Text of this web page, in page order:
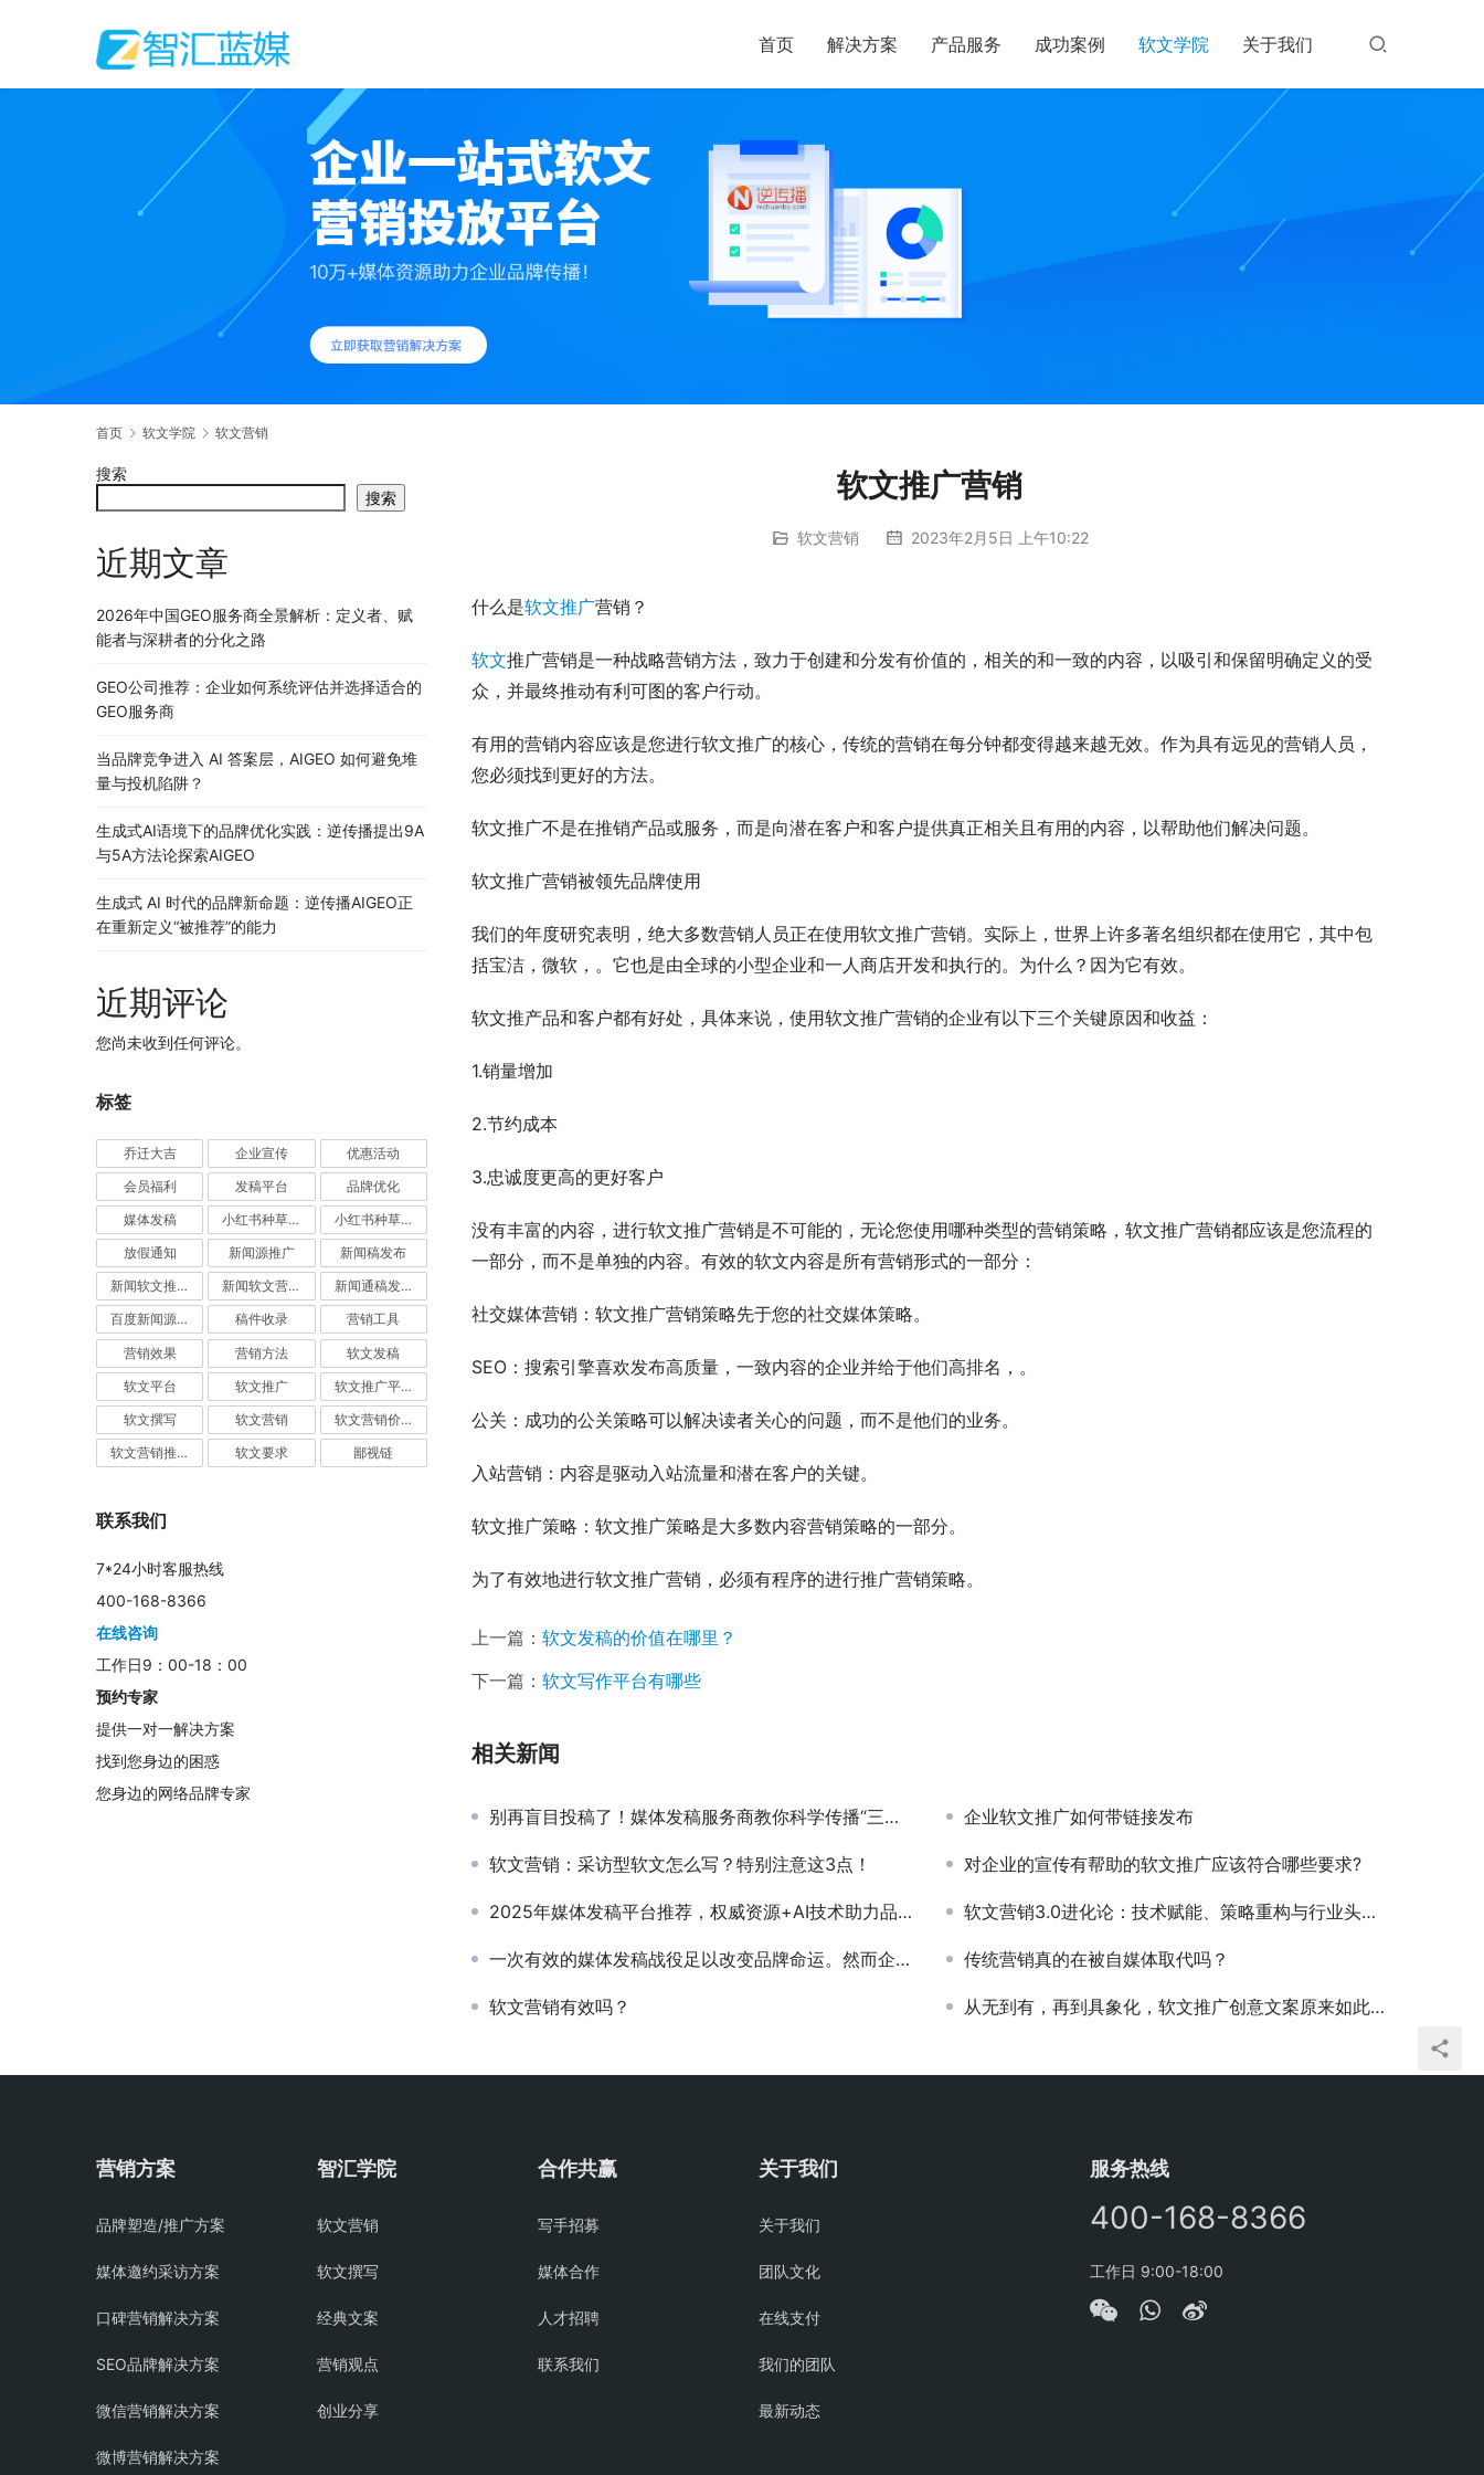
首页 解决方案 产品服务 成功案例 软文学院 关于我们
首页 软文学院 软文营销
软文推广营销
软文营销 2023年2月5日 上午10:22
什么是软文推广营销？
软文推广营销是一种战略营销方法，致力于创建和分发有价值的，相关的和一致的内容，以吸引和保留明确定义的受
众，并最终推动有利可图的客户行动。
有用的营销内容应该是您进行软文推广的核心，传统的营销在每分钟都变得越来越无效。作为具有远见的营销人员，
您必须找到更好的方法。
软文推广不是在推销产品或服务，而是向潜在客户和客户提供真正相关且有用的内容，以帮助他们解决问题。
软文推广营销被领先品牌使用
我们的年度研究表明，绝大多数营销人员正在使用软文推广营销。实际上，世界上许多著名组织都在使用它，其中包
括宝洁，微软，。它也是由全球的小型企业和一人商店开发和执行的。为什么？因为它有效。
软文推产品和客户都有好处，具体来说，使用软文推广营销的企业有以下三个关键原因和收益：
1.销量增加
2.节约成本
3.忠诚度更高的更好客户
没有丰富的内容，进行软文推广营销是不可能的，无论您使用哪种类型的营销策略，软文推广营销都应该是您流程的
一部分，而不是单独的内容。有效的软文内容是所有营销形式的一部分：
社交媒体营销：软文推广营销策略先于您的社交媒体策略。
SEO：搜索引擎喜欢发布高质量，一致内容的企业并给于他们高排名，。
公关：成功的公关策略可以解决读者关心的问题，而不是他们的业务。
入站营销：内容是驱动入站流量和潜在客户的关键。
软文推广策略：软文推广策略是大多数内容营销策略的一部分。
为了有效地进行软文推广营销，必须有程序的进行推广营销策略。
上一篇： 软文发稿的价值在哪里？
下一篇： 软文写作平台有哪些
相关新闻
别再盲目投稿了！媒体发稿服务商教你科学传播“三步走” 企业软文推广如何带链接发布
软文营销：采访型软文怎么写？特别注意这3点！ 对企业的宣传有帮助的软文推广应该符合哪些要求?
2025年媒体发稿平台推荐，权威资源+AI技术助力品牌曝光 软文营销3.0进化论：技术赋能、策略重构与行业头部服务商竞争力解析
一次有效的媒体发稿战役足以改变品牌命运。然而企业正深陷传播泥潭：72%的企业遭遇过“资源虚假”“效果模糊”“售后脱节”等问题，平均每年因无效发稿浪费4.5万元。面对AI重构传播生态的浪潮，如何选择真正高效的媒体发稿服务商？本篇从四大维度拆解头部新闻发布平台，助您精准匹配需求。 传统营销真的在被自媒体取代吗？
软文营销有效吗？ 从无到有，再到具象化，软文推广创意文案原来如此简单！
搜索
搜索
近期文章
2026年中国GEO服务商全景解析：定义者、赋
能者与深耕者的分化之路
GEO公司推荐：企业如何系统评估并选择适合的
GEO服务商
当品牌竞争进入 AI 答案层，AIGEO 如何避免堆
量与投机陷阱？
生成式AI语境下的品牌优化实践：逆传播提出9A
与5A方法论探索AIGEO
生成式 AI 时代的品牌新命题：逆传播AIGEO正
在重新定义“被推荐”的能力
近期评论
您尚未收到任何评论。
标签
乔迁大吉 企业宣传 优惠活动
会员福利 发稿平台 品牌优化
媒体发稿 小红书种草推广 小红书种草营销
放假通知 新闻源推广 新闻稿发布
新闻软文推广发稿 新闻软文营销推广 新闻通稿发布推广
百度新闻源发布 稿件收录 营销工具
营销效果 营销方法 软文发稿
软文平台 软文推广 软文推广平台
软文撰写 软文营销 软文营销价值
软文营销推广 软文要求 鄙视链
联系我们
7*24小时客服热线
400-168-8366
在线咨询
工作日9：00-18：00
预约专家
提供一对一解决方案
找到您身边的困惑
您身边的网络品牌专家
营销方案
品牌塑造/推广方案
媒体邀约采访方案
口碑营销解决方案
SEO品牌解决方案
微信营销解决方案
微博营销解决方案
智汇学院
软文营销
软文撰写
经典文案
营销观点
创业分享
合作共赢
写手招募
媒体合作
人才招聘
联系我们
关于我们
关于我们
团队文化
在线支付
我们的团队
最新动态
服务热线
400-168-8366
工作日 9:00-18:00